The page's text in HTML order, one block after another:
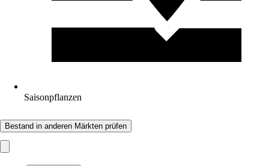
Saisonpflanzen
Bestand in anderen Märkten prüfen